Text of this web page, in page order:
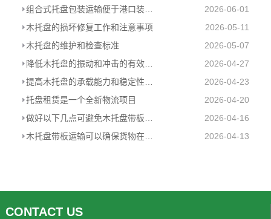
2026-06-01
木托盘的损坏修复工作和注意事项
2026-05-11
木托盘的维护和检查标准
2026-05-07
2026-04-27
2026-04-23
托盘租赁是一个全新物流项目
2026-04-20
2026-04-16
2026-04-13
CONTACT US